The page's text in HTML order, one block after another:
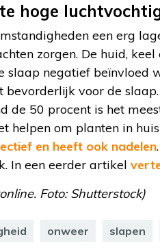
hoge
een erg
zorgen. De huid,
slaap negatief beïnvloed
bevorderlijk voor de
de 50 procent is het
helpen om planten in
en heeft ook nadelen
In een eerder artikel
Foto: Shutterstock)
onweer slapen